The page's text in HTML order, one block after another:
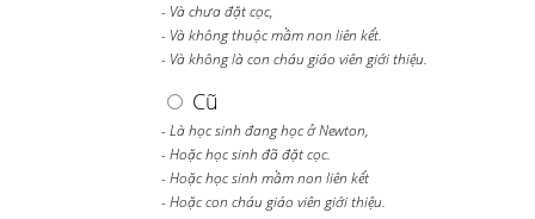
- Và chưa đặt cọc,
- Và không thuộc mầm non liên kết.
- Và không là con cháu giáo viên giới thiệu.
Cũ
- Là học sinh đang học ở Newton,
- Hoặc học sinh đã đặt cọc.
- Hoặc học sinh mầm non liên kết
- Hoặc con cháu giáo viên giới thiệu.